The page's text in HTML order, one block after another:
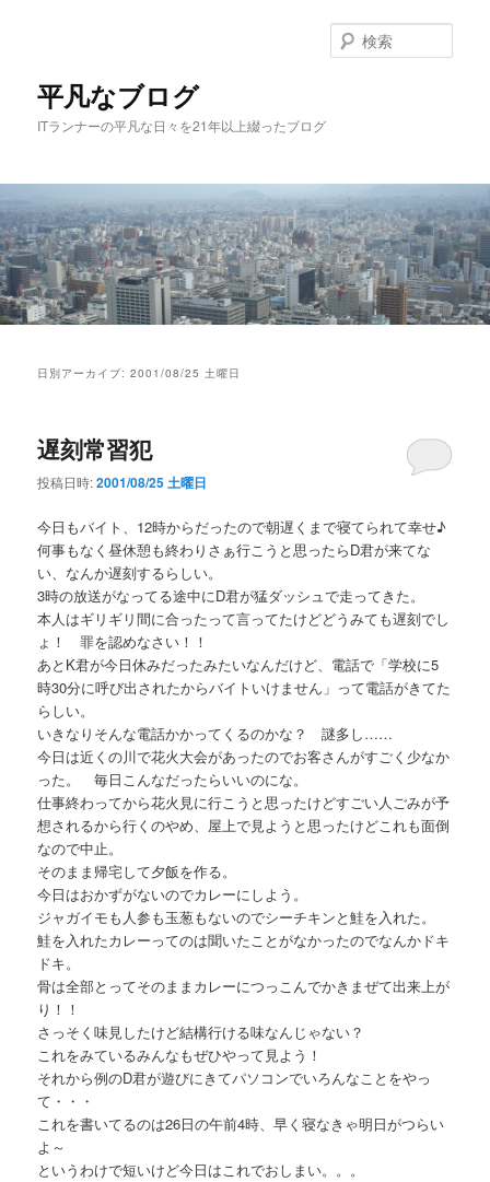
移
動
動
平凡なブログ
ITランナーの平凡な日々を21年以上綴ったブログ
索
日別アーカイブ:2001/08/25 土曜日
遅刻常習犯
投稿日時:2001/08/25 土曜日
今日もバイト、12時からだったので朝遅くまで寝てられて幸せ♪
何事もなく昼休憩も終わりさぁ行こうと思ったらD君が来てな
い、なんか遅刻するらしい。
3時の放送がなってる途中にD君が猛ダッシュで走ってきた。
本人はギリギリ間に合ったって言ってたけどどうみても遅刻でし
ょ！ 罪を認めなさい！！
あとK君が今日休みだったみたいなんだけど、電話で「学校に5
時30分に呼び出されたからバイトいけません」って電話がきてた
らしい。
いきなりそんな電話かかってくるのかな？ 謎多し……
今日は近くの川で花火大会があったのでお客さんがすごく少なか
った。 毎日こんなだったらいいのにな。
仕事終わってから花火見に行こうと思ったけどすごい人ごみが予
想されるから行くのやめ、屋上で見ようと思ったけどこれも面倒
なので中止。
そのまま帰宅して夕飯を作る。
今日はおかずがないのでカレーにしよう。
ジャガイモも人参も玉葱もないのでシーチキンと鮭を入れた。
鮭を入れたカレーってのは聞いたことがなかったのでなんかドキ
ドキ。
骨は全部とってそのままカレーにつっこんでかきまぜて出来上が
り！！
さっそく味見したけど結構行ける味なんじゃない？
これをみているみんなもぜひやって見よう！
それから例のD君が遊びにきてパソコンでいろんなことをやっ
て・・・
これを書いてるのは26日の午前4時、早く寝なきゃ明日がつらい
よ～
というわけで短いけど今日はこれでおしまい。。。